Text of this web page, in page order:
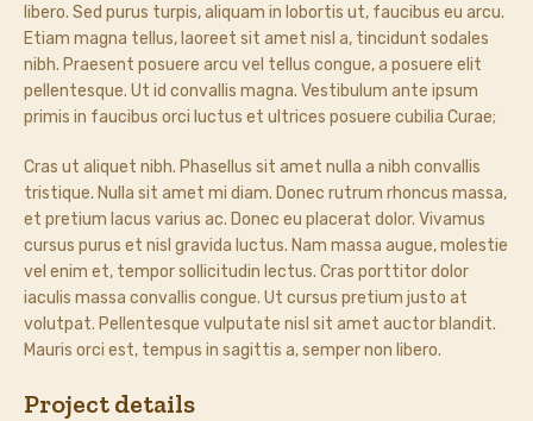
libero. Sed purus turpis, aliquam in lobortis ut, faucibus eu arcu.
Etiam magna tellus, laoreet sit amet nisl a, tincidunt sodales
nibh. Praesent posuere arcu vel tellus congue, a posuere elit
pellentesque. Ut id convallis magna. Vestibulum ante ipsum
primis in faucibus orci luctus et ultrices posuere cubilia Curae;
Cras ut aliquet nibh. Phasellus sit amet nulla a nibh convallis
tristique. Nulla sit amet mi diam. Donec rutrum rhoncus massa,
et pretium lacus varius ac. Donec eu placerat dolor. Vivamus
cursus purus et nisl gravida luctus. Nam massa augue, molestie
vel enim et, tempor sollicitudin lectus. Cras porttitor dolor
iaculis massa convallis congue. Ut cursus pretium justo at
volutpat. Pellentesque vulputate nisl sit amet auctor blandit.
Mauris orci est, tempus in sagittis a, semper non libero.
Project details